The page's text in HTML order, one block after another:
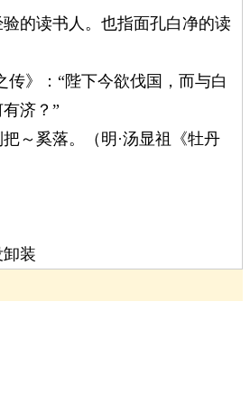
的读书人。也指面孔白净的读
传》：“陛下今欲伐国，而与白
济？”
～奚落。（明·汤显祖《牡丹
装